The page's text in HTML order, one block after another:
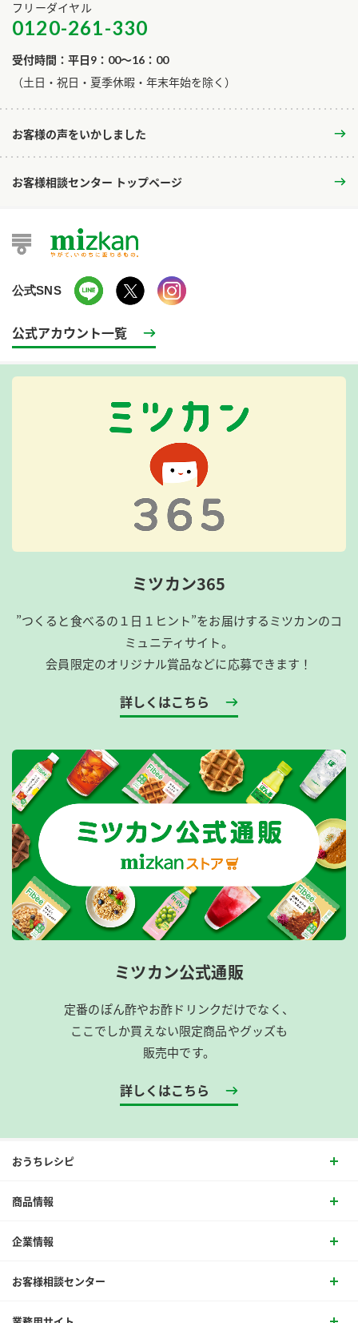
フリーダイヤル
0120-261-330
受付時間：平日9：00～16：00
​（土日・祝日・夏季休暇・年末年始を除く）
お客様の声をいかしました
お客様相談センター トップページ
公式SNS
公式アカウント一覧
ミツカン365
”つくると食べるの１日１ヒント”をお届けするミツカンのコ
ミュニティサイト。
会員限定のオリジナル賞品などに応募できます！
詳しくはこちら
ミツカン公式通販
定番のぽん酢やお酢ドリンクだけでなく、
ここでしか買えない限定商品やグッズも
販売中です。
詳しくはこちら
おうちレシピ
商品情報
企業情報
お客様相談センター